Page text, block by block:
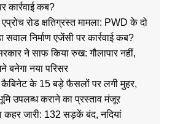
कार्रवाई कब?
रोड क्षतिग्रस्त मामला: PWD के दो
सवाल निर्माण एजेंसी पर कार्रवाई कब?
ने साफ किया रुख: गौलापार नहीं,
बनेगा नया परिसर
कैबिनेट के 15 बड़े फैसलों पर लगी मुहर,
उपलब्ध कराने का प्रस्ताव मंजूर
कहर जारी: 132 सड़कें बंद, नदियां